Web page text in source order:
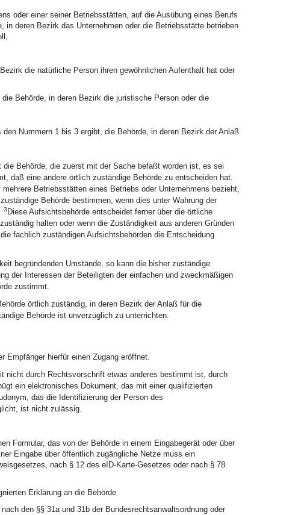
oder einer seiner Betriebsstätten, auf die Ausübung eines Berufs
in deren Bezirk das Unternehmen oder die Betriebsstätte betrieben
die natürliche Person ihren gewöhnlichen Aufenthalt hat oder
Behörde, in deren Bezirk die juristische Person oder die
Nummern 1 bis 3 ergibt, die Behörde, in deren Bezirk der Anlaß
Behörde, die zuerst mit der Sache befaßt worden ist, es sei
daß eine andere örtlich zuständige Behörde zu entscheiden hat.
Betriebsstätten eines Betriebs oder Unternehmens bezieht,
Behörde bestimmen, wenn dies unter Wahrung der
3 Diese Aufsichtsbehörde entscheidet ferner über die örtliche
halten oder wenn die Zuständigkeit aus anderen Gründen
fachlich zuständigen Aufsichtsbehörden die Entscheidung
begründenden Umstände, so kann die bisher zuständige
der Interessen der Beteiligten der einfachen und zweckmäßigen
zustimmt.
örtlich zuständig, in deren Bezirk der Anlaß für die
Behörde ist unverzüglich zu unterrichten.
Empfänger hierfür einen Zugang eröffnet.
nicht durch Rechtsvorschrift etwas anderes bestimmt ist, durch
ein elektronisches Dokument, das mit einer qualifizierten
das die Identifizierung der Person des
ist nicht zulässig.
Formular, das von der Behörde in einem Eingabegerät oder über
Eingabe über öffentlich zugängliche Netze muss ein
nach § 12 des eID-Karte-Gesetzes oder nach § 78
Erklärung an die Behörde
den §§ 31a und 31b der Bundesrechtsanwaltsordnung oder